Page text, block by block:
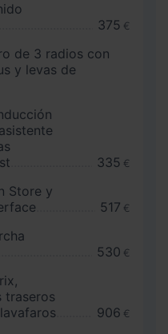
375 €
de 3 radios con
y levas de
335 €
Store y
517 €
530 €
traseros
906 €